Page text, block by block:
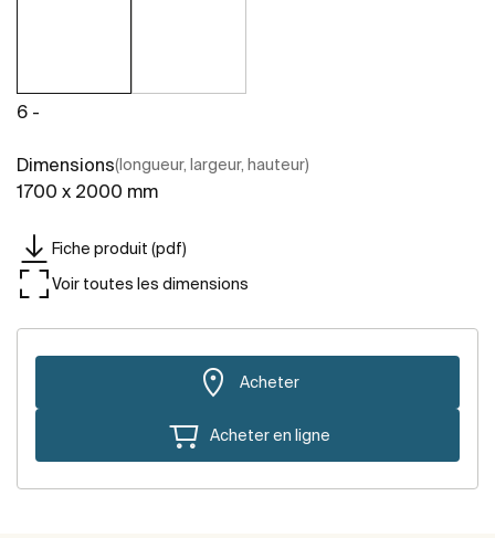
6 -
Dimensions(longueur, largeur, hauteur)
1700 x 2000 mm
Fiche produit (pdf)
Voir toutes les dimensions
Acheter
Acheter en ligne